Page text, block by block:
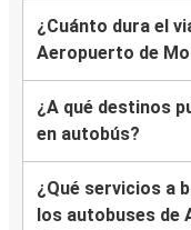
¿Cuánto dura el
Aeropuerto de
¿A qué destinos
en autobús?
¿Qué servicios a
los autobuses de